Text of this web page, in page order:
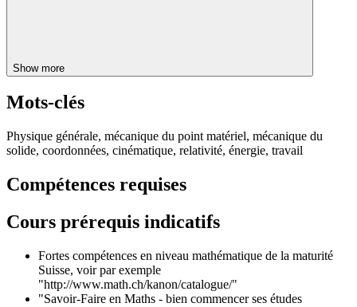
Show more
Mots-clés
Physique générale, mécanique du point matériel, mécanique du
solide, coordonnées, cinématique, relativité, énergie, travail
Compétences requises
Cours prérequis indicatifs
Fortes compétences en niveau mathématique de la maturité
Suisse, voir par exemple
"http://www.math.ch/kanon/catalogue/"
"Savoir-Faire en Maths - bien commencer ses études